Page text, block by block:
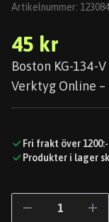
Artikelnummer: 123084
45 kr
Boston KG-134-
Verktyg Online
Fri frakt över 1200:-
Produkter i lager